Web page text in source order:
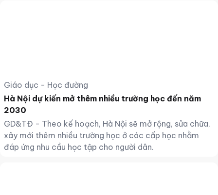
Giáo dục - Học đường
Hà Nội dự kiến mở thêm nhiều trường học đến năm
2030
GD&TĐ - Theo kế hoạch, Hà Nội sẽ mở rộng, sửa chữa,
xây mới thêm nhiều trường học ở các cấp học nhằm
đáp ứng nhu cầu học tập cho người dân.